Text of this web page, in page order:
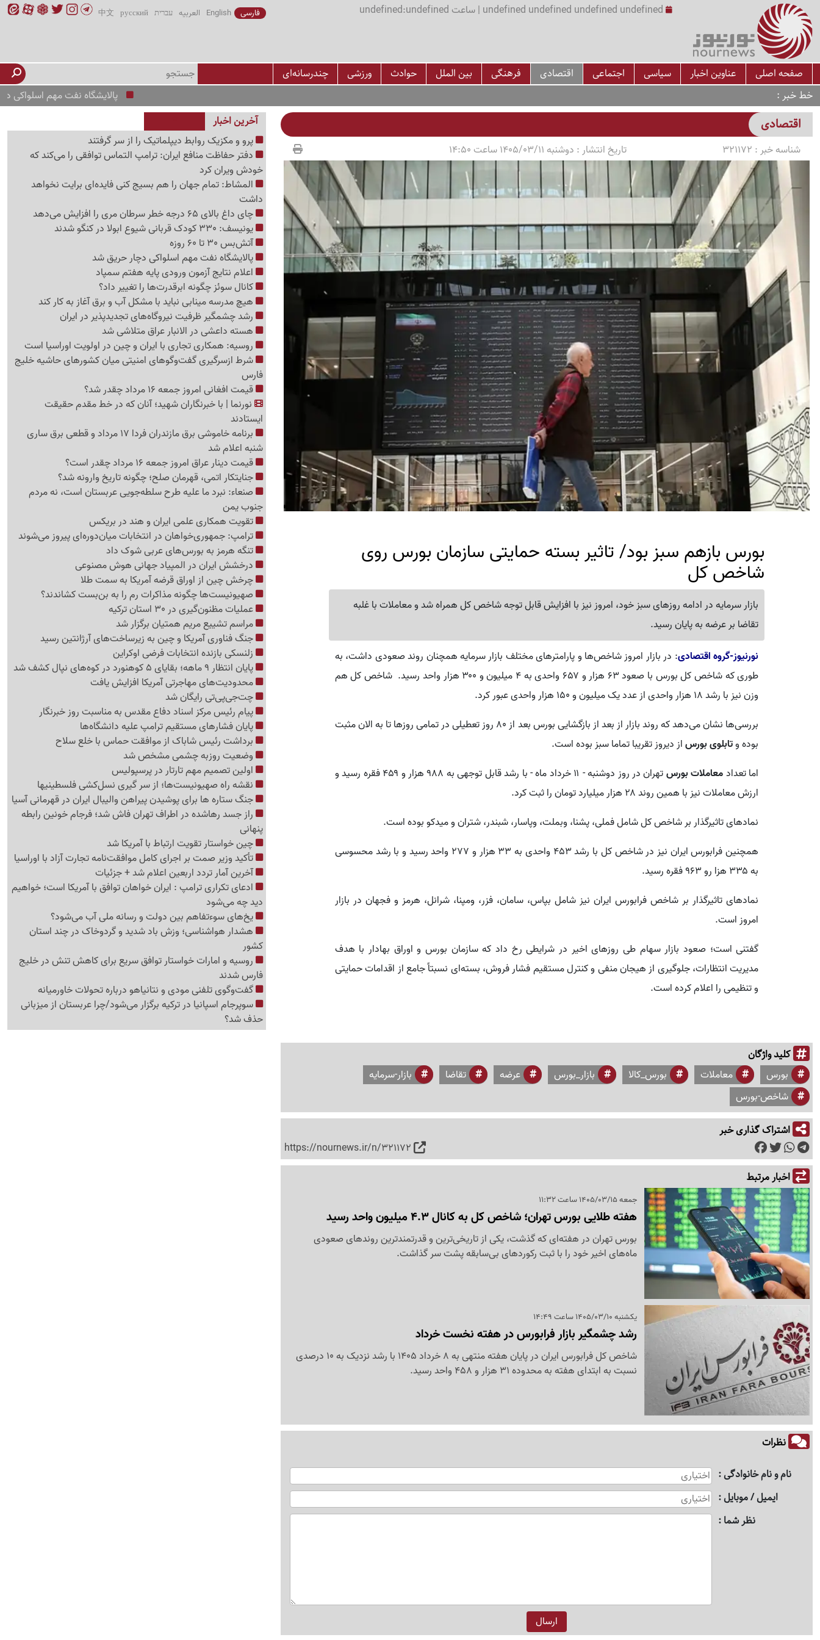
undefined undefined undefined undefined | ساعت undefined:undefined فارسی English العربیه עברית русский
中文
صفحه اصلی عناوین اخبار سیاسی اجتماعی اقتصادی فرهنگی بین الملل حوادث ورزشی
چندرسانه‌ای
خط خبر
پالایشگاه نفت مهم اسلواکی دچار
اقتصادی
شناسه خبر : 321172 تاریخ انتشار : دوشنبه 1405/03/11 ساعت 14:50
بورس بازهم سبز بود/ تاثیر بسته حمایتی سازمان بورس روی
شاخص کل
بازار سرمایه در ادامه روزهای سبز خود، امروز نیز با افزایش قابل توجه شاخص کل همراه شد و معاملات با غلبه
تقاضا بر عرضه به پایان رسید.
نورنیوز-گروه اقتصادی: در بازار امروز شاخص‌ها و پارامترهای مختلف بازار سرمایه همچنان روند صعودی داشت، به
طوری که شاخص کل بورس با صعود ۶۳ هزار و ۶۵۷ واحدی به ۴ میلیون و ۳۰۰ هزار واحد رسید. شاخص کل هم
وزن نیز با رشد ۱۸ هزار واحدی از عدد یک میلیون و ۱۵۰ هزار واحدی عبور کرد.
بررسی‌ها نشان می‌دهد که روند بازار از بعد از بازگشایی بورس بعد از ۸۰ روز تعطیلی در تمامی روزها تا به الان مثبت
بوده وتابلوی بورساز دیروز تقریبا تماما سبز بوده است.
اما تعدادمعاملات بورس
تهران در روز دوشنبه - ۱۱ خرداد ماه - با رشد قابل توجهی به ۹۸۸ هزار و ۴۵۹ فقره رسید و
ارزش معاملات نیز با همین روند ۲۸ هزار میلیارد تومان را ثبت کرد.
نمادهای تاثیرگذار بر شاخص کل شامل فملی، پشنا، وبملت، وپاسار، شبندر، شتران و میدکو بوده است.
همچنین فرابورس ایران نیز در شاخص کل با رشد ۴۵۳ واحدی به ۳۳ هزار و ۲۷۷ واحد رسید و با رشد محسوسی
به ۳۳۵ هزا رو ۹۶۳ فقره رسید.
نمادهای تاثیرگذار بر شاخص فرابورس ایران نیز شامل بپاس، سامان، فزر، ومپنا، شرانل، هرمز و فجهان در بازار
امروز است.
گفتنی است؛ صعود بازار سهام طی روزهای اخیر در شرایطی رخ داد که سازمان بورس و اوراق بهادار با هدف
مدیریت انتظارات، جلوگیری از هیجان منفی و کنترل مستقیم فشار فروش، بسته‌ای نسبتاً جامع از اقدامات حمایتی
و تنظیمی را اعلام کرده است.
کلید واژگان
بورس معاملات بورس_کالا بازار_بورس عرضه تقاضا
بازار-سرمایه
شاخص-بورس
اشتراک گذاری خبر
https://nournews.ir/n/321172
اخبار مرتبط
جمعه 1405/03/15 ساعت 11:32
هفته طلایی بورس تهران؛ شاخص کل به کانال 4.3 میلیون واحد رسید
بورس تهران در هفته‌ای که گذشت، یکی از تاریخی‌ترین و قدرتمندترین روندهای صعودی
ماه‌های اخیر خود را با ثبت رکوردهای بی‌سابقه پشت سر گذاشت.
یکشنبه 1405/03/10 ساعت 14:49
رشد چشمگیر بازار فرابورس در هفته نخست خرداد
شاخص کل فرابورس ایران در پایان هفته منتهی به 8 خرداد 1405 با رشد نزدیک به 10 درصدی
نسبت به ابتدای هفته به محدوده 31 هزار و 458 واحد رسید.
نظرات
نام و نام خانوادگی
ایمیل / موبایل
نظر شما
آخرین اخبار
پرو و مکزیک روابط دیپلماتیک را از سر گرفتند
دفتر حفاظت منافع ایران: ترامپ التماس توافقی را می‌کند که
خودش ویران کرد
المشاط: تمام جهان را هم بسیج کنی فایده‌ای برایت نخواهد
داشت
چای داغ بالای 65 درجه خطر سرطان مری را افزایش می‌دهد
یونیسف: 330 کودک قربانی شیوع ابولا در کنگو شدند
آتش‌بس 30 تا 60 روزه
پالایشگاه نفت مهم اسلواکی دچار حریق شد
اعلام نتایج آزمون ورودی پایه هفتم سمپاد
کانال سوئز چگونه ابرقدرت‌ها را تغییر داد؟
هیچ مدرسه مینابی نباید با مشکل آب و برق آغاز به کار کند
رشد چشمگیر ظرفیت نیروگاه‌های تجدیدپذیر در ایران
هسته داعشی در الانبار عراق متلاشی شد
روسیه: همکاری تجاری با ایران و چین در اولویت اوراسیا است
شرط ازسرگیری گفت‌وگوهای امنیتی میان کشورهای حاشیه خلیج
فارس
قیمت افغانی امروز جمعه 16 مرداد چقدر شد؟
نورنما | با خبرنگاران شهید؛ آنان که در خط مقدم حقیقت
ایستادند
برنامه خاموشی برق مازندران فردا 17 مرداد و قطعی برق ساری
شنبه اعلام شد
قیمت دینار عراق امروز جمعه 16 مرداد چقدر است؟
جنایتکار اتمی، قهرمان صلح؛ چگونه تاریخ وارونه شد؟
صنعاء: نبرد ما علیه طرح سلطه‌جویی عربستان است، نه مردم
جنوب یمن
تقویت همکاری علمی ایران و هند در بریکس
ترامپ: جمهوری‌خواهان در انتخابات میان‌دوره‌ای پیروز می‌شوند
تنگه هرمز به بورس‌های عربی شوک داد
درخشش ایران در المپیاد جهانی هوش مصنوعی
چرخش چین از اوراق قرضه آمریکا به سمت طلا
صهیونیست‌ها چگونه مذاکرات رم را به بن‌بست کشاندند؟
عملیات مظنون‌گیری در 30 استان ترکیه
مراسم تشییع مریم همتیان برگزار شد
جنگ فناوری آمریکا و چین به زیرساخت‌های آرژانتین رسید
زلنسکی بازنده انتخابات فرضی اوکراین
پایان انتظار 9 ماهه؛ بقایای 5 کوهنورد در کوه‌های نپال کشف شد
محدودیت‌های مهاجرتی آمریکا افزایش یافت
چت‌جی‌پی‌تی رایگان شد
پیام رئیس مرکز اسناد دفاع مقدس به مناسبت روز خبرنگار
پایان فشارهای مستقیم ترامپ علیه دانشگاه‌ها
برداشت رئیس شاباک از موافقت حماس با خلع سلاح
وضعیت روزبه چشمی مشخص شد
اولین تصمیم مهم تارتار در پرسپولیس
نقشه راه صهیونیست‌ها؛ از سر گیری نسل‌کشی فلسطینی‍ها
جنگ ستاره ها برای پوشیدن پیراهن والیبال ایران در قهرمانی آسیا
راز جسد رهاشده در اطراف تهران فاش شد؛ فرجام خونین رابطه
پنهانی
چین خواستار تقویت ارتباط با آمریکا شد
تأکید وزیر صمت بر اجرای کامل موافقت‌نامه تجارت آزاد با اوراسیا
آخرین آمار تردد اربعین اعلام شد + جزئیات
ادعای تکراری ترامپ : ایران خواهان توافق با آمریکا است؛ خواهیم
دید چه می‌شود
یخ‌های سوءتفاهم بین دولت و رسانه ملی آب می‌شود؟
هشدار هواشناسی؛ وزش باد شدید و گردوخاک در چند استان
کشور
روسیه و امارات خواستار توافق سریع برای کاهش تنش در خلیج
فارس شدند
گفت‌وگوی تلفنی مودی و نتانیاهو درباره تحولات خاورمیانه
سوپرجام اسپانیا در ترکیه برگزار می‌شود/چرا عربستان از میزبانی
حذف شد؟